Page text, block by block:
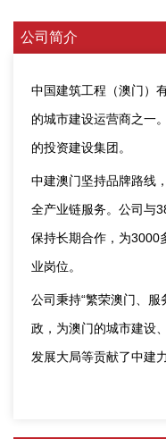
公司简介
中国建筑工程（澳门）
的城市建设运营商之一
的投资建设集团。
中建澳门坚持品牌路线
全产业链服务。公司与
保持长期合作，为3000
业岗位。
公司秉持“繁荣澳门、
政，为澳门的城市建设
发展大局等贡献了中建力